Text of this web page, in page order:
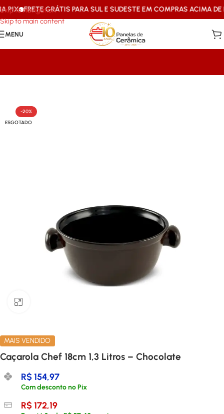
Skip to navigation
Skip to main content
FRETE GRÁTIS PARA SUL E SUDESTE EM COMPRAS ACIMA DE
MENU
-20%
ESGOTADO
MAIS VENDIDO
Caçarola Chef 18cm 1,3 Litros – Chocolate
R$154,97
Com desconto no Pix
R$172,19